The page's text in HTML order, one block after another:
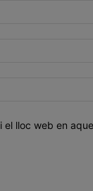
el lloc web en